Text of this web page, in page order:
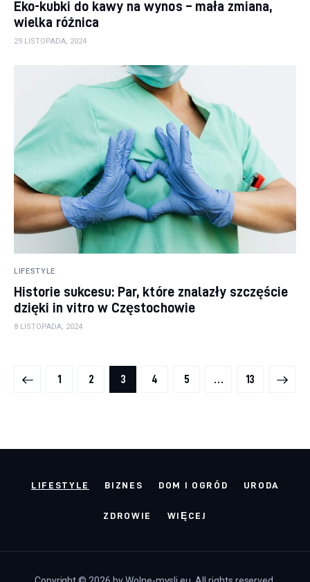
Eko-kubki do kawy na wynos – mała zmiana,
wielka różnica
29 LISTOPADA, 2024
LIFESTYLE
Historie sukcesu: Par, które znalazły szczęście
dzięki in vitro w Częstochowie
8 LISTOPADA, 2024
Stronicowanie wpisów
PAGE
1 PAGE
2 PAGE
3 PAGE
4 PAGE
5 … PAGE
13
>
LIFESTYLE BIZNES DOM I OGRÓD URODA
ZDROWIE WIĘCEJ